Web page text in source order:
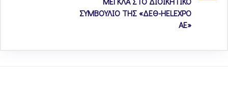
ΣΥΜΒΟΥΛΙΟ ΤΗΣ «ΔΕΘ-HELEXPO
ΑΕ»